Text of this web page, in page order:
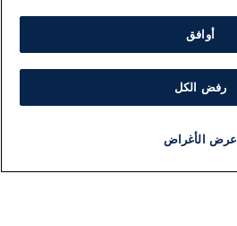
أوافق
رفض الكل
عرض الأغراض